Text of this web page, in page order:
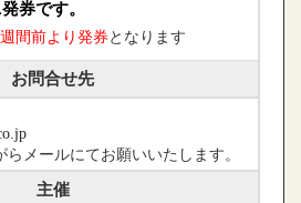
券です。
間前より発券 となります
お問合せ先
メールにてお願いいたします。
主催